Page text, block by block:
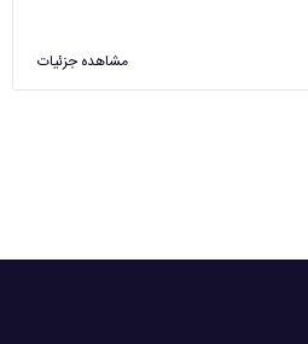
مشاهده جزئیات